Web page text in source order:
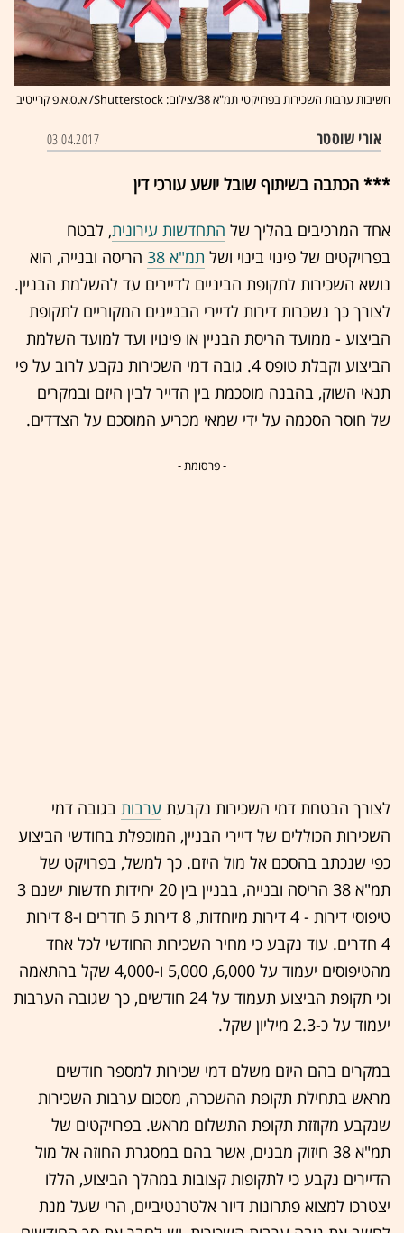
חשיבות ערבות השכירות בפרויקטי תמ"א 38/צילום: Shutterstock/ א.ס.א.פ קרייטיב
אורי שוסטר 03.04.2017
*** הכתבה בשיתוף שובל יושע עורכי דין
אחד המרכיבים בהליך של התחדשות עירונית, לבטח
בפרויקטים של פינוי בינוי ושל תמ"א 38
הריסה ובנייה, הוא
נושא השכירות לתקופת הביניים לדיירים עד להשלמת הבניין.
לצורך כך נשכרות דירות לדיירי הבניינים המקוריים לתקופת
הביצוע - ממועד הריסת הבניין או פינויו ועד למועד השלמת
הביצוע וקבלת טופס 4. גובה דמי השכירות נקבע לרוב על פי
תנאי השוק, בהבנה מוסכמת בין הדייר לבין היזם ובמקרים
של חוסר הסכמה על ידי שמאי מכריע המוסכם על הצדדים.
- פרסומת -
לצורך הבטחת דמי השכירות נקבעת ערבות בגובה דמי
השכירות הכוללים של דיירי הבניין, המוכפלת בחודשי הביצוע
כפי שנכתב בהסכם אל מול היזם. כך למשל, בפרויקט של
תמ"א 38 הריסה ובנייה, בבניין בין 20 יחידות חדשות ישנם 3
טיפוסי דירות - 4 דירות מיוחדות, 8 דירות 5 חדרים ו-8 דירות
4 חדרים. עוד נקבע כי מחיר השכירות החודשי לכל אחד
מהטיפוסים יעמוד על 6,000, 5,000 ו-4,000 שקל בהתאמה
וכי תקופת הביצוע תעמוד על 24 חודשים, כך שגובה הערבות
יעמוד על כ-2.3 מיליון שקל.
במקרים בהם היזם משלם דמי שכירות למספר חודשים
מראש בתחילת תקופת ההשכרה, מסכום ערבות השכירות
שנקבע מקוזזת תקופת התשלום מראש. בפרויקטים של
תמ"א 38 חיזוק מבנים, אשר בהם במסגרת החוזה אל מול
הדיירים נקבע כי לתקופות קצובות במהלך הביצוע, הללו
יצטרכו למצוא פתרונות דיור אלטרנטיביים, הרי שעל מנת